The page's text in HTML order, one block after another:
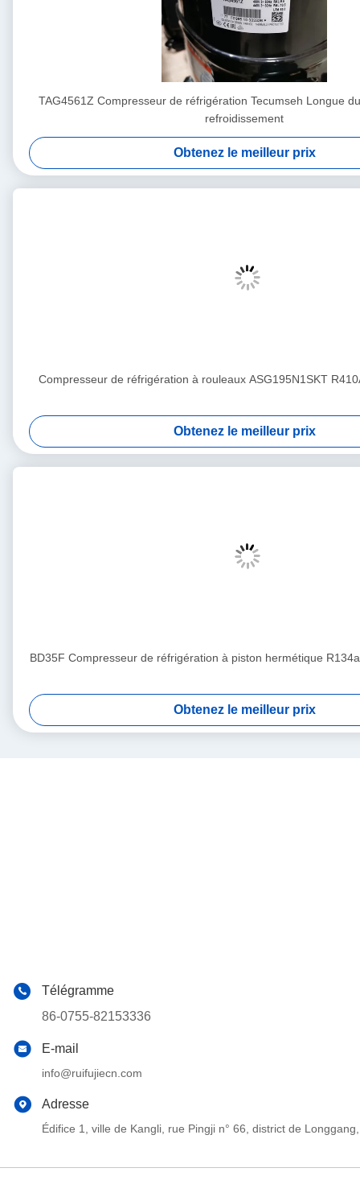
TAG4561Z Compresseur de réfrigération Tecumseh Longue
refroidissement
Obtenez le meilleur prix
Compresseur de réfrigération à rouleaux ASG195N1SKT
Obtenez le meilleur prix
BD35F Compresseur de réfrigération à piston hermétique
Obtenez le meilleur prix
Télégramme
86-0755-82153336
E-mail
info@ruifujiecn.com
Adresse
Édifice 1, ville de Kangli, rue Pingji n° 66, district de